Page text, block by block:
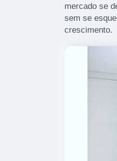
mercado se
sem se
crescimento.